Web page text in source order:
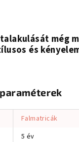
még
és
Falmatricák
5 év